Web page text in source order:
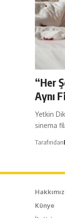
“Her
Aynı
Yetkin
sinema
Tarafından
Künye